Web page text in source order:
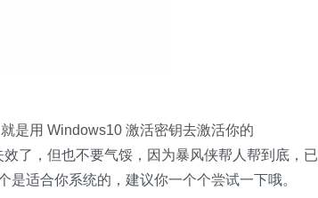
是用 Windows10 激活密钥去激活你的
了，但也不要气馁，因为暴风侠帮人帮到底，已
适合你系统的，建议你一个个尝试一下哦。